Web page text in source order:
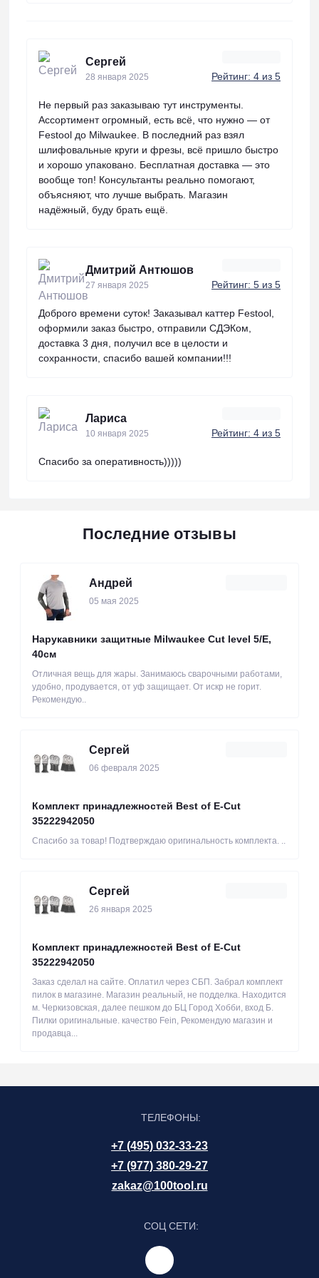
Сергей
28 января 2025 Рейтинг: 4 из 5
Не первый раз заказываю тут инструменты.
Ассортимент огромный, есть всё, что нужно — от
Festool до Milwaukee. В последний раз взял
шлифовальные круги и фрезы, всё пришло быстро
и хорошо упаковано. Бесплатная доставка — это
вообще топ! Консультанты реально помогают,
объясняют, что лучше выбрать. Магазин
надёжный, буду брать ещё.
Дмитрий Антюшов
27 января 2025 Рейтинг: 5 из 5
Доброго времени суток! Заказывал каттер Festool,
оформили заказ быстро, отправили СДЭКом,
доставка 3 дня, получил все в целости и
сохранности, спасибо вашей компании!!!
Лариса
10 января 2025 Рейтинг: 4 из 5
Спасибо за оперативность)))))
Последние отзывы
Андрей
05 мая 2025
Нарукавники защитные Milwaukee Cut level 5/Е,
40см
Отличная вещь для жары. Занимаюсь сварочными работами,
удобно, продувается, от уф защищает. От искр не горит.
Рекомендую..
Сергей
06 февраля 2025
Комплект принадлежностей Best of E-Cut
35222942050
Спасибо за товар! Подтверждаю оригинальность комплекта. ..
Сергей
26 января 2025
Комплект принадлежностей Best of E-Cut
35222942050
Заказ сделал на сайте. Оплатил через СБП. Забрал комплект
пилок в магазине. Магазин реальный, не подделка. Находится
м. Черкизовская, далее пешком до БЦ Город Хобби, вход Б.
Пилки оригинальные. качество Fein, Рекомендую магазин и
продавца...
ТЕЛЕФОНЫ:
+7 (495) 032-33-23
+7 (977) 380-29-27
zakaz@100tool.ru
СОЦ СЕТИ: